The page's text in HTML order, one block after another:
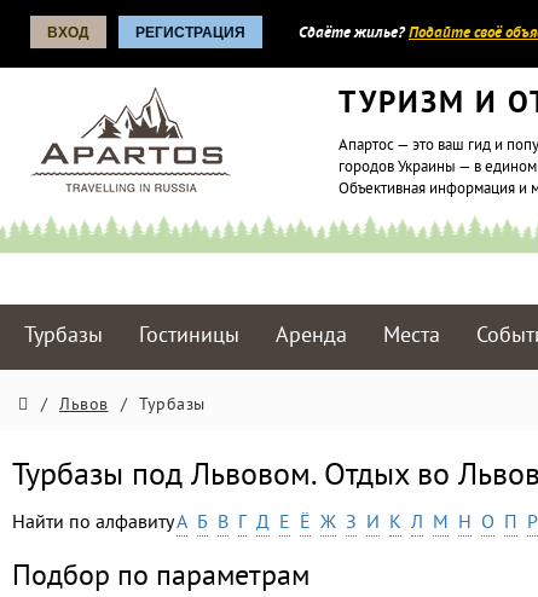
ВХОД РЕГИСТРАЦИЯ Сдаёте жилье?Подайте своё
ТУРИЗМ И
Апартос — это ваш гид и
городов Украины — в
Объективная информация и
Турбазы Гостиницы Аренда Места
/ Львов / Турбазы
Турбазы под Львовом. Отдых во
Найти по алфавитуА Б В Г Д Е Ё Ж З И К Л М Н О П Р
Подбор по параметрам